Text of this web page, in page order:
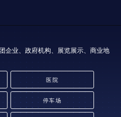
企业、政府机构、展览展示、商业地
医院
停车场